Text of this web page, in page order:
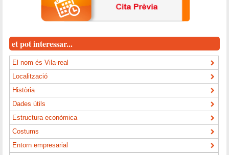
et pot interessar...
El nom és Vila-real
Localització
Història
Dades útils
Estructura econòmica
Costums
Entorn empresarial